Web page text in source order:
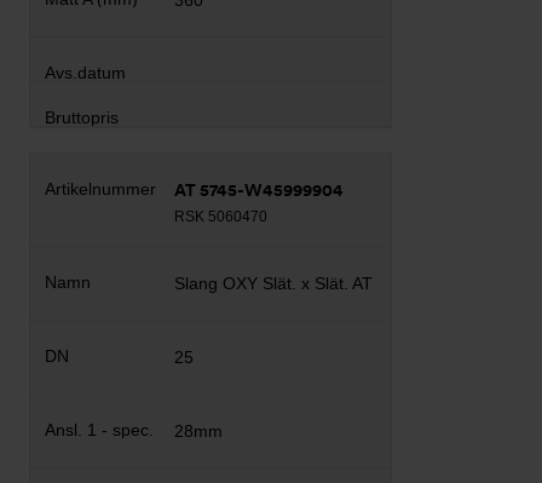
AT 5745-W45999904
RSK 5060470
Slang OXY Slät. x Slät. AT
25
28mm